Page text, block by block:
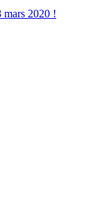
2020 !